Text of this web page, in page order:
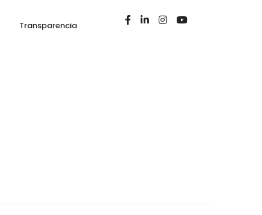
Transparencia